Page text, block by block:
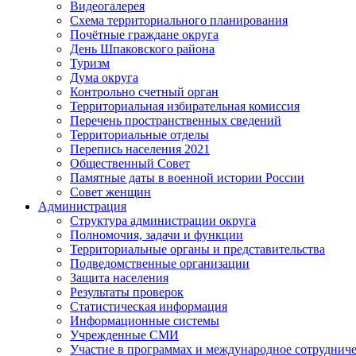
Видеогалерея
Схема территориального планирования
Почётные граждане округа
День Шпаковского района
Туризм
Дума округа
Контрольно счетный орган
Территориальная избирательная комиссия
Перечень пространственных сведений
Территориальные отделы
Перепись населения 2021
Общественный Совет
Памятные даты в военной истории России
Совет женщин
Администрация
Структура администрации округа
Полномочия, задачи и функции
Территориальные органы и представительства
Подведомственные организации
Защита населения
Результаты проверок
Статистическая информация
Информационные системы
Учрежденные СМИ
Участие в программах и международное